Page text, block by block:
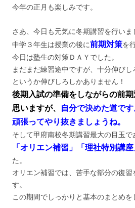
今年の正月も楽しみです。
さあ、今日も元気に冬期講習を行いま
中学３年生は授業の後に前期対策を
今日は塾生の対策ＤＡＹでした。
まだまだ練習途中ですが、十分伸びし
というか伸びしろしかありません！
後期入試の準備をしながらの前
思いますが、
自分で決めた道です
頑張ってやり抜きましょうね。
そして甲府南校冬期講習最大の目玉で
「オリエン補習」「理社特別講座
た。
オリエン補習では、苦手な部分の復習
す。
この期間でしっかりと基本のまとめを